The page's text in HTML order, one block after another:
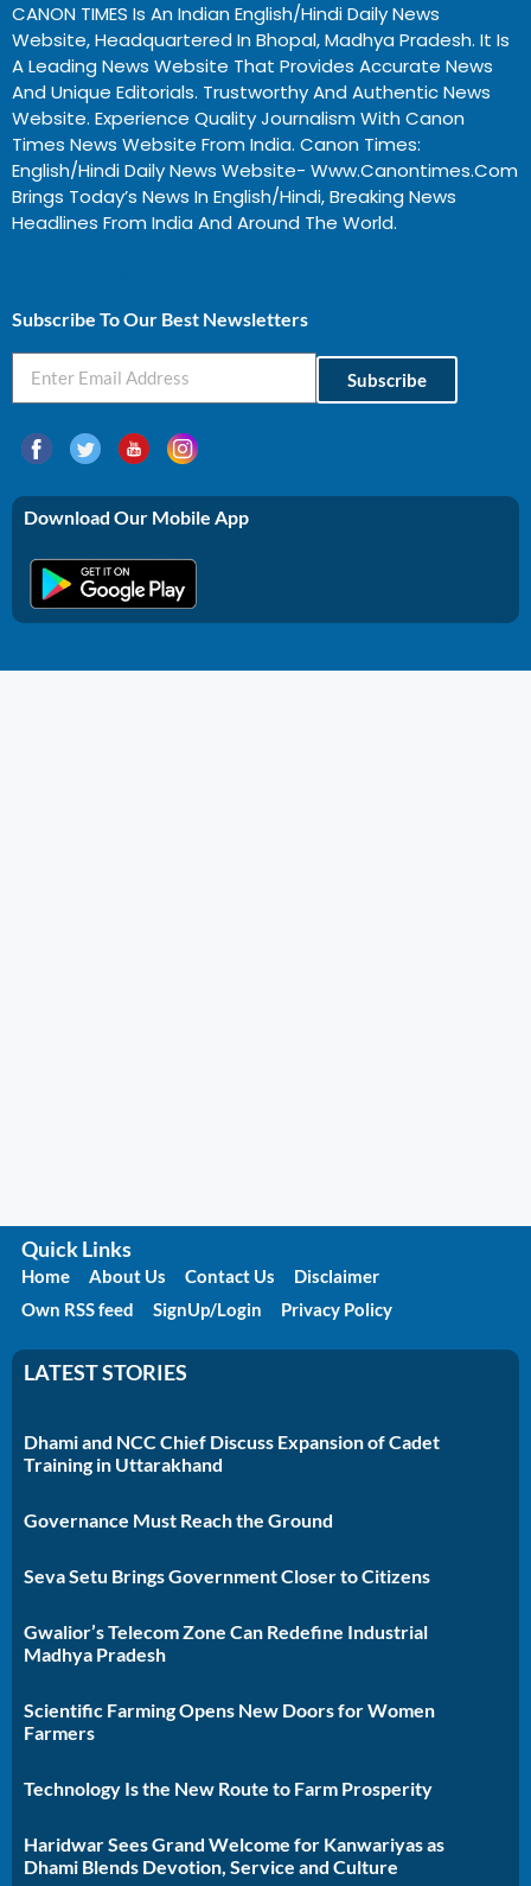
CANON TIMES Is An Indian English/Hindi Daily News
Website, Headquartered In Bhopal, Madhya Pradesh. It Is
A Leading News Website That Provides Accurate News
And Unique Editorials. Trustworthy And Authentic News
Website. Experience Quality Journalism With Canon
Times News Website From India. Canon Times:
English/Hindi Daily News Website- Www.canontimes.com
Brings Today’s News In English/Hindi, Breaking News
Headlines From India And Around The World.
Subscribe To Our Best Newsletters
Subscribe
Download Our Mobile App
Quick Links
Home About Us Contact Us
Disclaimer
Own RSS feed
SignUp/Login Privacy Policy
LATEST STORIES
Dhami and NCC Chief Discuss Expansion of Cadet
Training in Uttarakhand
Governance Must Reach the Ground
Seva Setu Brings Government Closer to Citizens
Gwalior’s Telecom Zone Can Redefine Industrial
Madhya Pradesh
Scientific Farming Opens New Doors for Women
Farmers
Technology Is the New Route to Farm Prosperity
Haridwar Sees Grand Welcome for Kanwariyas as
Dhami Blends Devotion, Service and Culture